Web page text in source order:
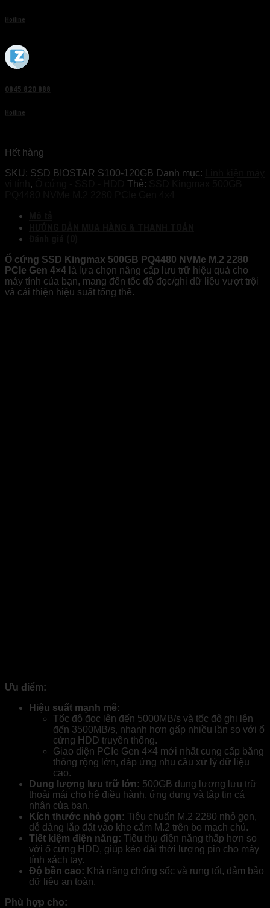
Hotline
0845 820 888
Hotline
Hết hàng
SKU: SSD BIOSTAR S100-120GB Danh mục:
, Thẻ:
Ổ cứng SSD Kingmax 500GB PQ4480 NVMe M.2 2280
PCIe Gen 4×4 là lựa chọn nâng cấp lưu trữ hiệu quả cho
máy tính của bạn, mang đến tốc độ đọc/ghi dữ liệu vượt trội
và cải thiện hiệu suất tổng thể.
Ưu điểm:
Hiệu suất mạnh mẽ:
Tốc độ đọc lên đến 5000MB/s và tốc độ ghi lên
đến 3500MB/s, nhanh hơn gấp nhiều lần so với ổ
cứng HDD truyền thống.
Giao diện PCIe Gen 4×4 mới nhất cung cấp băng
thông rộng lớn, đáp ứng nhu cầu xử lý dữ liệu
cao.
Dung lượng lưu trữ lớn: 500GB dung lượng lưu trữ
thoải mái cho hệ điều hành, ứng dụng và tập tin cá
nhân của bạn.
Kích thước nhỏ gọn: Tiêu chuẩn M.2 2280 nhỏ gọn,
dễ dàng lắp đặt vào khe cắm M.2 trên bo mạch chủ.
Tiết kiệm điện năng: Tiêu thụ điện năng thấp hơn so
với ổ cứng HDD, giúp kéo dài thời lượng pin cho máy
tính xách tay.
Độ bền cao: Khả năng chống sốc và rung tốt, đảm bảo
dữ liệu an toàn.
Phù hợp cho: